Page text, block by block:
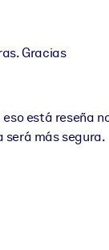
Gracias
está reseña
será más segura.